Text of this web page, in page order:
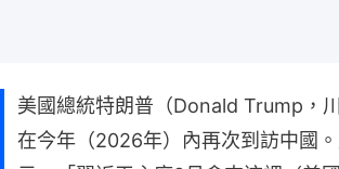
美國總統特朗普（Donald Trump，
在今年（2026年）內再次到訪中國